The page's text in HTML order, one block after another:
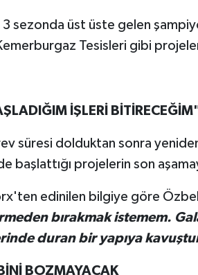
3 sezonda üst üste gelen
Tesisleri gibi
İŞLERİ
süresi dolduktan sonra
başlattığı projelerin son
edinilen bilgiye göre
bırakmak istemem.
duran bir yapıya
BOZMAYACAK